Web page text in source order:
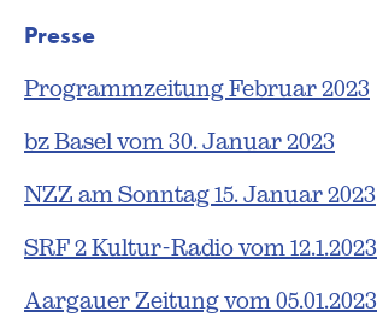
Presse
Programmzeitung Februar 2023
bz Basel vom 30. Januar 2023
NZZ am Sonntag 15. Januar 2023
SRF 2 Kultur-Radio vom 12.1.2023
Aargauer Zeitung vom 05.01.2023